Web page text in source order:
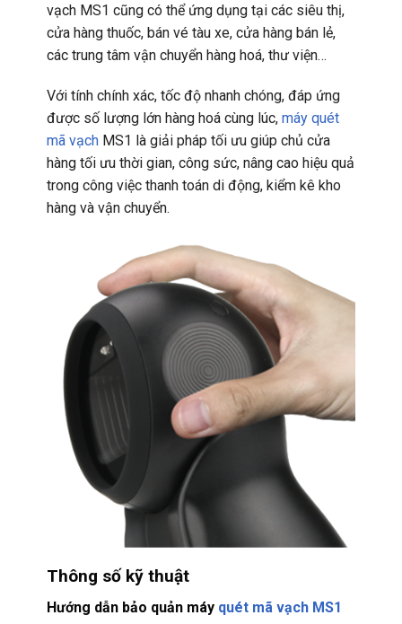
vạch MS1 cũng có thể ứng dụng tại các siêu thị,
cửa hàng thuốc, bán vé tàu xe, cửa hàng bán lẻ,
các trung tâm vận chuyển hàng hoá, thư viện…
Với tính chính xác, tốc độ nhanh chóng, đáp ứng
được số lượng lớn hàng hoá cùng lúc, máy quét
mã vạchMS1 là giải pháp tối ưu giúp chủ cửa
hàng tối ưu thời gian, công sức, nâng cao hiệu quả
trong công việc thanh toán di động, kiểm kê kho
hàng và vận chuyển.
Thông số kỹ thuật
Hướng dẫn bảo quản máy quét mã vạch MS1